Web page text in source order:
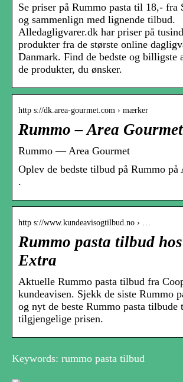
Se priser på Rummo pasta til 18,- fra
og sammenlign med lignende tilbud.
Alledagligvarer.dk har priser på
produkter fra de største online
Danmark. Find de bedste og billigste
de produkter, du ønsker.
http s://dk.area-gourmet.com › mærker
Rummo – Area Gourmet
Rummo — Area Gourmet
Oplev de bedste tilbud på Rummo på
.
http s://www.kundeavisogtilbud.no › …
Rummo pasta tilbud
Extra
Aktuelle Rummo pasta tilbud fra
kundeavisen. Sjekk de siste Rummo
og nyt de beste Rummo pasta
tilgjengelige prisen.
Keywords: rummo pasta tilbud